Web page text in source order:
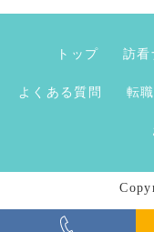
トップ 訪看
よくある質問 転